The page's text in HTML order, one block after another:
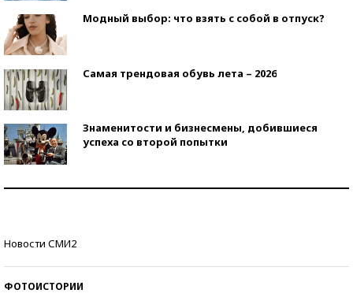
Модный выбор: что взять с собой в отпуск?
Самая трендовая обувь лета – 2026
Знаменитости и бизнесмены, добившиеся
успеха со второй попытки
Новости СМИ2
ФОТОИСТОРИИ